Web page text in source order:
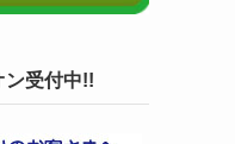
ン受付中!!